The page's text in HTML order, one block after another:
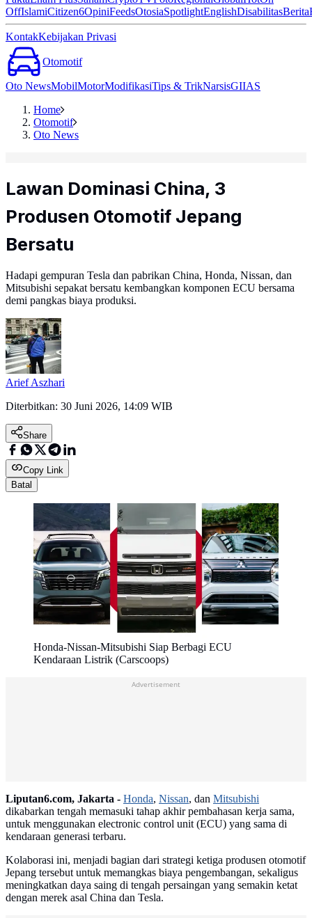
OffIslamiCitizen6OpiniFeedsOtosiaSpotlightEnglishDisabilitasBerita
KontakKebijakan Privasi
Otomotif
Oto NewsMobilMotorModifikasiTips & TrikNarsisGIIAS
Home
Otomotif
Oto News
Lawan Dominasi China, 3
Produsen Otomotif Jepang
Bersatu
Hadapi gempuran Tesla dan pabrikan China, Honda, Nissan, dan
Mitsubishi sepakat bersatu kembangkan komponen ECU bersama
demi pangkas biaya produksi.
Arief Aszhari
Diterbitkan: 30 Juni 2026, 14:09 WIB
Share
Copy Link
Batal
Honda-Nissan-Mitsubishi Siap Berbagi ECU
Kendaraan Listrik (Carscoops)
Advertisement
Liputan6.com, Jakarta - Honda, Nissan, dan Mitsubishi
dikabarkan tengah memasuki tahap akhir pembahasan kerja sama,
untuk menggunakan electronic control unit (ECU) yang sama di
kendaraan generasi terbaru.
Kolaborasi ini, menjadi bagian dari strategi ketiga produsen otomotif
Jepang tersebut untuk memangkas biaya pengembangan, sekaligus
meningkatkan daya saing di tengah persaingan yang semakin ketat
dengan merek asal China dan Tesla.